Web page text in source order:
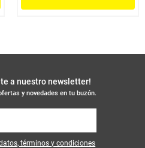
a nuestro newsletter!
y novedades en tu buzón.
términos y condiciones